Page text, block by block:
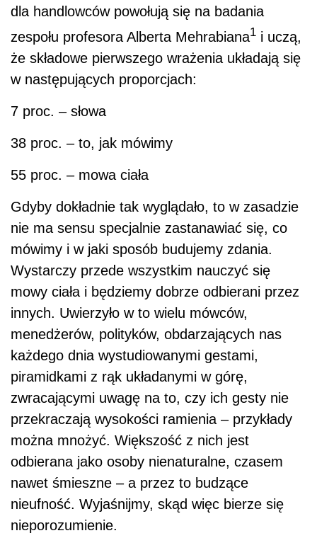
dla handlowców powołują się na badania
zespołu profesora Alberta Mehrabiana1 i uczą,
że składowe pierwszego wrażenia układają się
w następujących proporcjach:
7 proc. – słowa
38 proc. – to, jak mówimy
55 proc. – mowa ciała
Gdyby dokładnie tak wyglądało, to w zasadzie
nie ma sensu specjalnie zastanawiać się, co
mówimy i w jaki sposób budujemy zdania.
Wystarczy przede wszystkim nauczyć się
mowy ciała i będziemy dobrze odbierani przez
innych. Uwierzyło w to wielu mówców,
menedżerów, polityków, obdarzających nas
każdego dnia wystudiowanymi gestami,
piramidkami z rąk układanymi w górę,
zwracającymi uwagę na to, czy ich gesty nie
przekraczają wysokości ramienia – przykłady
można mnożyć. Większość z nich jest
odbierana jako osoby nienaturalne, czasem
nawet śmieszne – a przez to budzące
nieufność. Wyjaśnijmy, skąd więc bierze się
nieporozumienie.